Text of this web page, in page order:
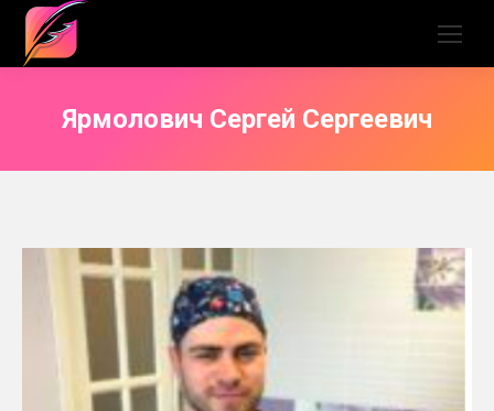
Ярмолович Сергей Сергеевич